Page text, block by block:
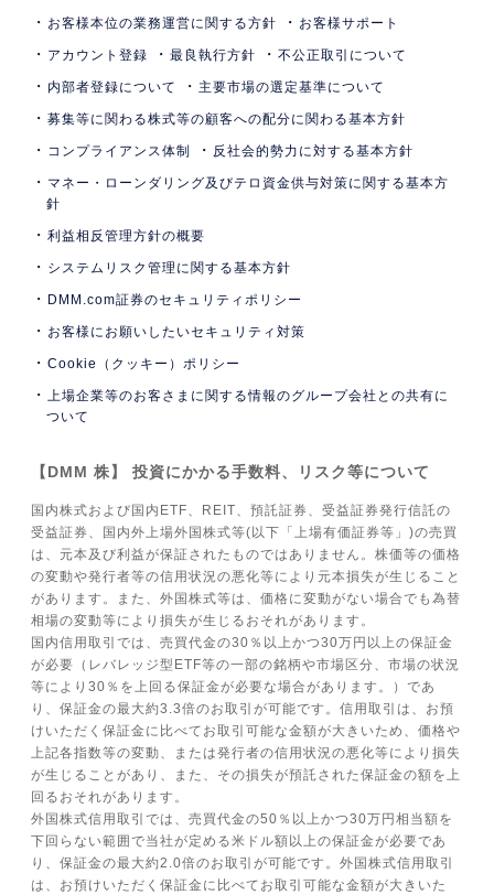
お客様本位の業務運営に関する方針 お客様サポート
アカウント登録 最良執行方針 不公正取引について
内部者登録について 主要市場の選定基準について
募集等に関わる株式等の顧客への配分に関わる基本方針
コンプライアンス体制 反社会的勢力に対する基本方針
マネー・ローンダリング及びテロ資金供与対策に関する基本方
針
利益相反管理方針の概要
システムリスク管理に関する基本方針
DMM.com証券のセキュリティポリシー
お客様にお願いしたいセキュリティ対策
Cookie（クッキー）ポリシー
上場企業等のお客さまに関する情報のグループ会社との共有に
ついて
【DMM 株】 投資にかかる手数料、リスク等について
国内株式および国内ETF、REIT、預託証券、受益証券発行信託の
受益証券、国内外上場外国株式等(以下「上場有価証券等」)の売買
は、元本及び利益が保証されたものではありません。株価等の価格
の変動や発行者等の信用状況の悪化等により元本損失が生じること
があります。また、外国株式等は、価格に変動がない場合でも為替
相場の変動等により損失が生じるおそれがあります。
国内信用取引では、売買代金の30％以上かつ30万円以上の保証金
が必要（レバレッジ型ETF等の一部の銘柄や市場区分、市場の状況
等により30％を上回る保証金が必要な場合があります。）であ
り、保証金の最大約3.3倍のお取引が可能です。信用取引は、お預
けいただく保証金に比べてお取引可能な金額が大きいため、価格や
上記各指数等の変動、または発行者の信用状況の悪化等により損失
が生じることがあり、また、その損失が預託された保証金の額を上
回るおそれがあります。
外国株式信用取引では、売買代金の50％以上かつ30万円相当額を
下回らない範囲で当社が定める米ドル額以上の保証金が必要であ
り、保証金の最大約2.0倍のお取引が可能です。外国株式信用取引
は、お預けいただく保証金に比べてお取引可能な金額が大きいた